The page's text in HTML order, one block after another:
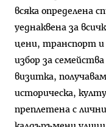
всяка определена
уеднаквена за
цени, транспорт и
избор за
визитка,
историческа,
преплетена с